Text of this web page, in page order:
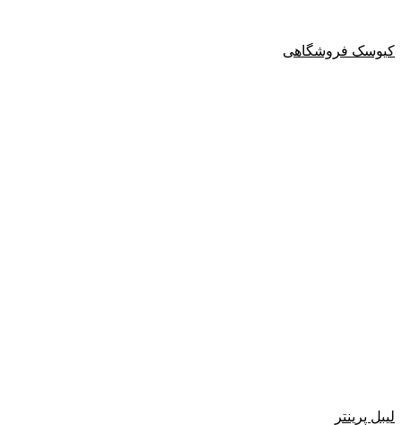
کیوسک فروشگاهی
لیبل پرینتر